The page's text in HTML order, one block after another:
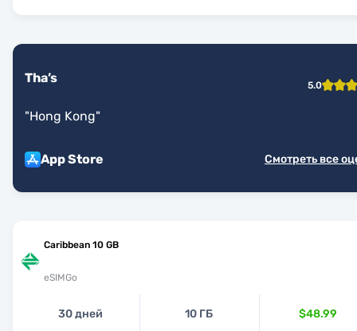
Tha’s 5.0
"Hong Kong"
App Store Смотреть все
Caribbean 10 GB
eSIMGo
30 дней 10 ГБ $48.99